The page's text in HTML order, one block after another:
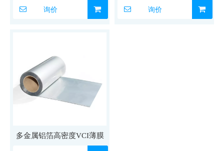
询价 询价
多金属铝箔高密度VCI薄膜